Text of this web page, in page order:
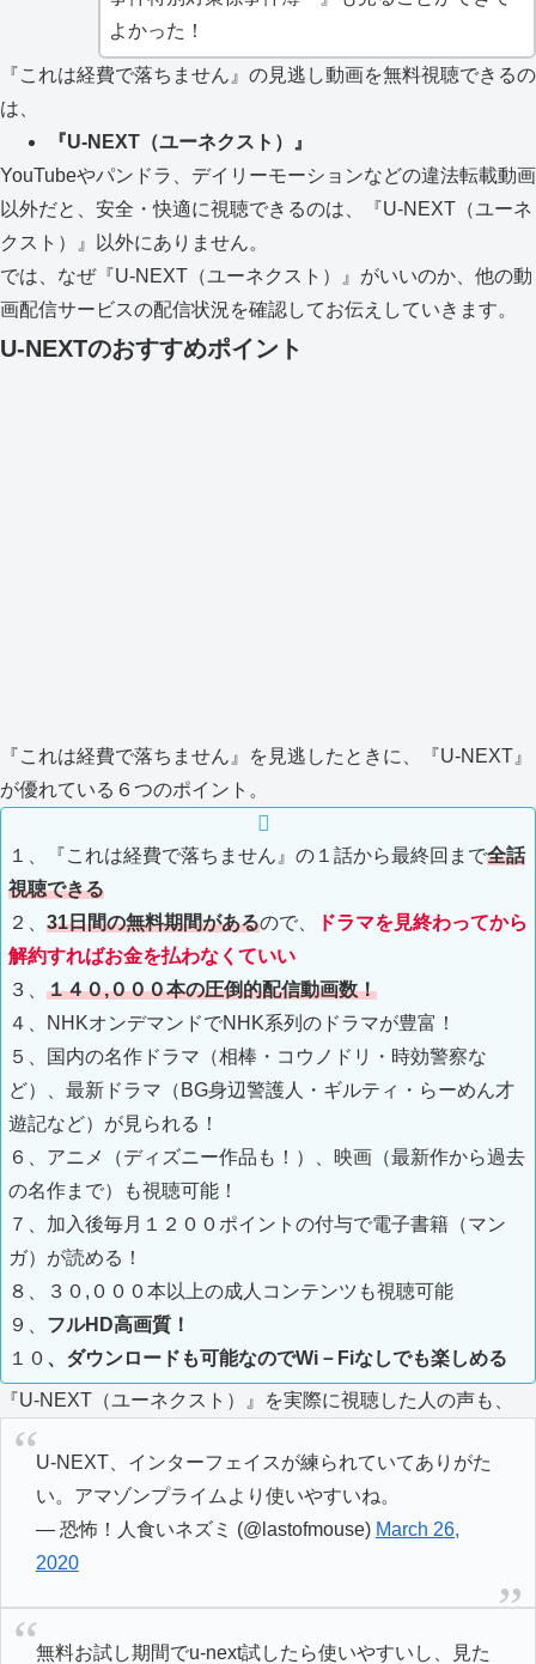
よかった！
『これは経費で落ちません』の見逃し動画を無料視聴できるの
は、
『U-NEXT（ユーネクスト）』
YouTubeやパンドラ、デイリーモーションなどの違法転載動画
以外だと、安全・快適に視聴できるのは、『U-NEXT（ユーネ
クスト）』以外にありません。
では、なぜ『U-NEXT（ユーネクスト）』がいいのか、他の動
画配信サービスの配信状況を確認してお伝えしていきます。
U-NEXTのおすすめポイント
『これは経費で落ちません』を見逃したときに、『U-NEXT』
が優れている６つのポイント。
１、『これは経費で落ちません』の１話から最終回まで全話
視聴できる
２、 31日間の無料期間があるので、
ドラマを見終わってから
解約すればお金を払わなくていい
３、 １４０,０００本の圧倒的配信動画数！
４、NHKオンデマンドでNHK系列のドラマが豊富！
５、国内の名作ドラマ（相棒・コウノドリ・時効警察な
ど）、最新ドラマ（BG身辺警護人・ギルティ・らーめん才
遊記など）が見られる！
６、アニメ（ディズニー作品も！）、映画（最新作から過去
の名作まで）も視聴可能！
７、加入後毎月１２００ポイントの付与で電子書籍（マン
ガ）が読める！
８、３０,０００本以上の成人コンテンツも視聴可能
９、 フルHD高画質！
１０ 、ダウンロードも可能なのでWi－Fiなしでも楽しめる
『U-NEXT（ユーネクスト）』を実際に視聴した人の声も、
U-NEXT、インターフェイスが練られていてありがた
い。アマゾンプライムより使いやすいね。
— 恐怖！人食いネズミ (@lastofmouse) March 26,
2020
無料お試し期間でu-next試したら使いやすいし、見た